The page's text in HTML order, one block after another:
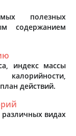
полезных
содержанием
индекс массы
действий.
различных видах